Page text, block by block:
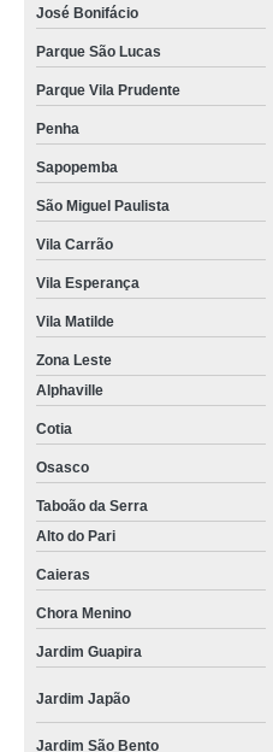
José Bonifácio
Parque São Lucas
Parque Vila Prudente
Penha
Sapopemba
São Miguel Paulista
Vila Carrão
Vila Esperança
Vila Matilde
Zona Leste
Alphaville
Cotia
Osasco
Taboão da Serra
Alto do Pari
Caieras
Chora Menino
Jardim Guapira
Jardim Japão
Jardim São Bento